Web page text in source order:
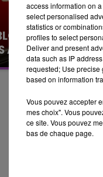
LA
ARDENNES
ce mercredi
access information on
select personalised
statistics or
profiles to select
Deliver and present
data such as IP
requested; Use precise
based on information
Vous pouvez accepter
mes choix". Vous
ce site. Vous pouvez
bas de chaque page.